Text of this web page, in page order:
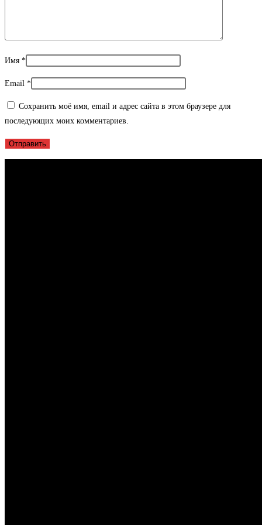
Имя *
Email *
Сохранить моё имя, email и адрес сайта в этом браузере для
последующих моих комментариев.